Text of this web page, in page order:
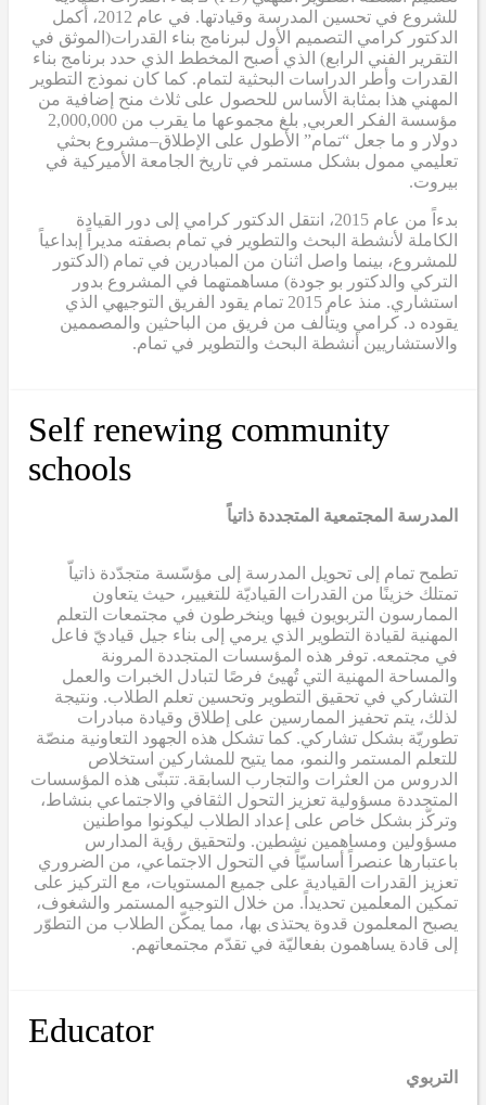
للشروع في تحسين المدرسة وقيادتها. في عام 2012، أكمل
الدكتور كرامي التصميم الأول لبرنامج بناء القدرات(الموثق في
التقرير الفني الرابع) الذي أصبح المخطط الذي حدد برنامج بناء
القدرات وأطر الدراسات البحثية لتمام. كما كان نموذج التطوير
المهني هذا بمثابة الأساس للحصول على ثلاث منح إضافية من
مؤسسة الفكر العربي,
بلغ مجموعها ما يقرب من 2,000,000
دولار و ما جعل “تمام” الأطول على الإطلاق–مشروع بحثي
تعليمي ممول بشكل مستمر في تاريخ الجامعة الأميركية في
بيروت.
بدءاً من عام 2015، انتقل الدكتور كرامي إلى دور القيادة
الكاملة لأنشطة البحث والتطوير في تمام بصفته مديراً إبداعياً
للمشروع، بينما واصل اثنان من المبادرين في تمام (الدكتور
التركي والدكتور بو جودة) مساهمتهما في المشروع بدور
استشاري. منذ عام 2015
تمام يقود الفريق التوجيهي الذي
يقوده د. كرامي ويتألف من فريق من الباحثين والمصممين
والاستشاريين أنشطة البحث والتطوير في تمام.
Self renewing community
schools
المدرسة المجتمعية المتجددة ذاتياً
تطمح تمام إلى تحويل المدرسة إلى مؤسّسة متجدّدة ذاتياّ
تمتلك خزينًا من القدرات القياديّة للتغيير، حيث يتعاون
الممارسون التربويون فيها وينخرطون في مجتمعات التعلم
المهنية لقيادة التطوير الذي يرمي إلى بناء جيل قياديّ فاعل
في مجتمعه. توفر هذه المؤسسات المتجددة المرونة
والمساحة المهنية التي تُهيئ فرصًا لتبادل الخبرات والعمل
التشاركي في تحقيق التطوير وتحسين تعلم الطلاب. ونتيجة
لذلك، يتم تحفيز الممارسين على إطلاق وقيادة مبادرات
تطوريّة بشكل تشاركي. كما تشكل هذه الجهود التعاونية منصّة
للتعلم المستمر والنمو، مما يتيح للمشاركين استخلاص
الدروس من العثرات والتجارب السابقة. تتبنّى هذه المؤسسات
المتجددة مسؤولية تعزيز التحول الثقافي والاجتماعي بنشاط،
وتركّز بشكل خاص على إعداد الطلاب ليكونوا مواطنين
مسؤولين ومساهمين نشطين. ولتحقيق رؤية المدارس
باعتبارها عنصراً أساسيّاً في التحول الاجتماعي، من الضروري
تعزيز القدرات القيادية على جميع المستويات، مع التركيز على
تمكين المعلمين تحديداً. من خلال التوجيه المستمر والشغوف،
يصبح المعلمون قدوة يحتذى بها، مما يمكّن الطلاب من التطوّر
إلى قادة يساهمون بفعاليّة في تقدّم مجتمعاتهم.
Educator
التربوي